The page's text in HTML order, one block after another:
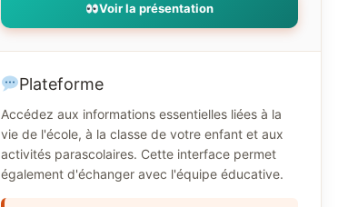
Voir la présentation
Plateforme
Accédez aux informations essentielles liées à la
vie de l'école, à la classe de votre enfant et aux
activités parascolaires. Cette interface permet
également d'échanger avec l'équipe éducative.